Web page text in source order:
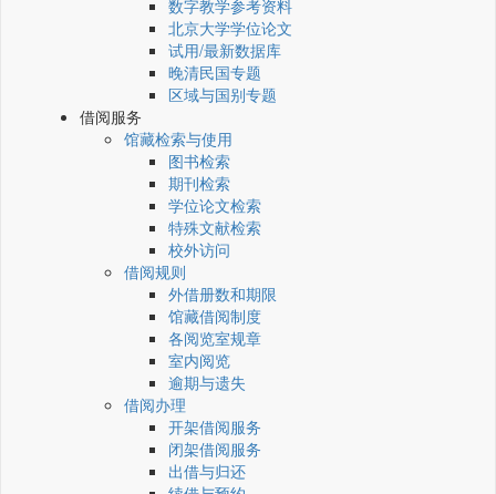
数字教学参考资料
北京大学学位论文
试用/最新数据库
晚清民国专题
区域与国别专题
借阅服务
馆藏检索与使用
图书检索
期刊检索
学位论文检索
特殊文献检索
校外访问
借阅规则
外借册数和期限
馆藏借阅制度
各阅览室规章
室内阅览
逾期与遗失
借阅办理
开架借阅服务
闭架借阅服务
出借与归还